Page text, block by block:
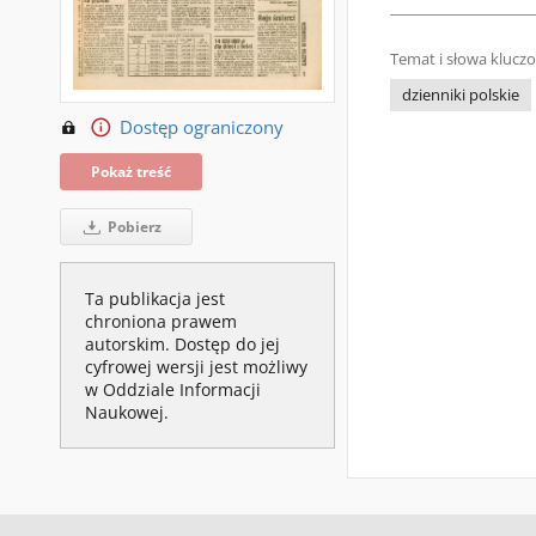
Dostęp ograniczony
Pokaż treść
Pobierz
Ta publikacja jest
chroniona prawem
autorskim. Dostęp do jej
cyfrowej wersji jest możliwy
w Oddziale Informacji
Naukowej.
Temat i słowa
dzienniki polskie